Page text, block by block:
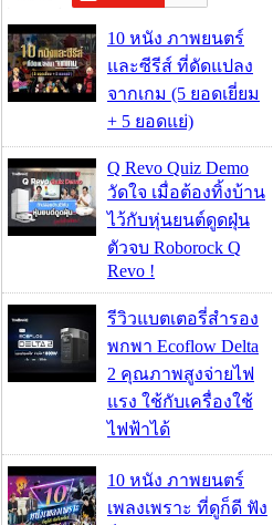
10 หนัง ภาพยนตร์
และซีรีส์ ที่ดัดแปลง
จากเกม (5 ยอดเยี่ยม
+ 5 ยอดแย่)
Q Revo Quiz Demo
วัดใจ เมื่อต้องทิ้งบ้าน
ไว้กับหุ่นยนต์ดูดฝุ่น
ตัวจบ Roborock Q
Revo !
รีวิวแบตเตอรี่สำรอง
พกพา Ecoflow Delta
2 คุณภาพสูงจ่ายไฟ
แรง ใช้กับเครื่องใช้
ไฟฟ้าได้
10 หนัง ภาพยนตร์
เพลงเพราะ ที่ดูก็ดี ฟัง